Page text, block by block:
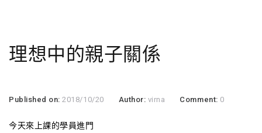
理想中的親子關係
Published on:2018/10/20 Author: virna Comment: 0
今天來上課的學員進門